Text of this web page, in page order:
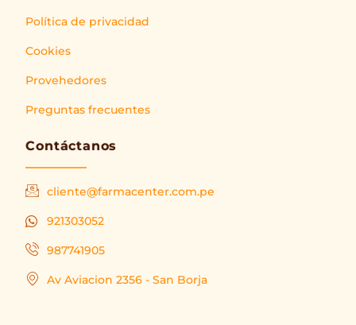
Política de privacidad
Cookies
Provehedores
Preguntas frecuentes
Contáctanos
cliente@farmacenter.com.pe
921303052
987741905
Av Aviacion 2356 - San Borja